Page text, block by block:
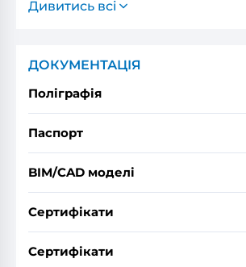
Дивитись всі
ДОКУМЕНТАЦІЯ
Поліграфія
Паспорт
BIM/CAD моделі
Сертифікати
Сертифікати